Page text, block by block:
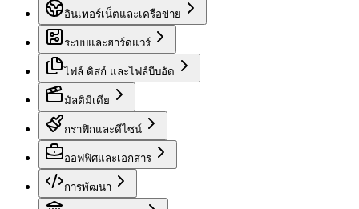
อินเทอร์เน็ตและเครือข่าย
ระบบและฮาร์ดแวร์
ไฟล์ ดิสก์ และไฟล์บีบอัด
มัลติมีเดีย
กราฟิกและดีไซน์
ออฟฟิศและเอกสาร
การพัฒนา